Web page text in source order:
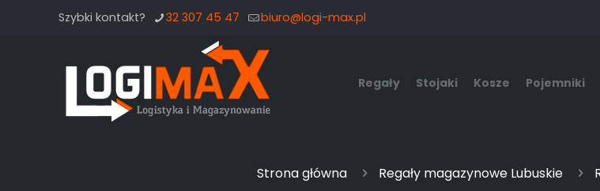
Szybki kontakt? 32 307 45 47 biuro@logi-max.pl
Regały Stojaki Kosze Pojemniki
Strona główna Regały magazynowe Lubuskie